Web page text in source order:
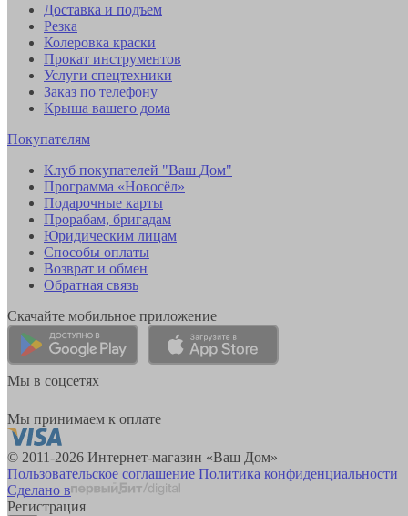
Доставка и подъем
Резка
Колеровка краски
Прокат инструментов
Услуги спецтехники
Заказ по телефону
Крыша вашего дома
Покупателям
Клуб покупателей "Ваш Дом"
Программа «Новосёл»
Подарочные карты
Прорабам, бригадам
Юридическим лицам
Способы оплаты
Возврат и обмен
Обратная связь
Скачайте мобильное приложение
Мы в соцсетях
Мы принимаем к оплате
© 2011-2026 Интернет-магазин «Ваш Дом»
Пользовательское соглашение Политика конфиденциальности
Сделано в
Регистрация